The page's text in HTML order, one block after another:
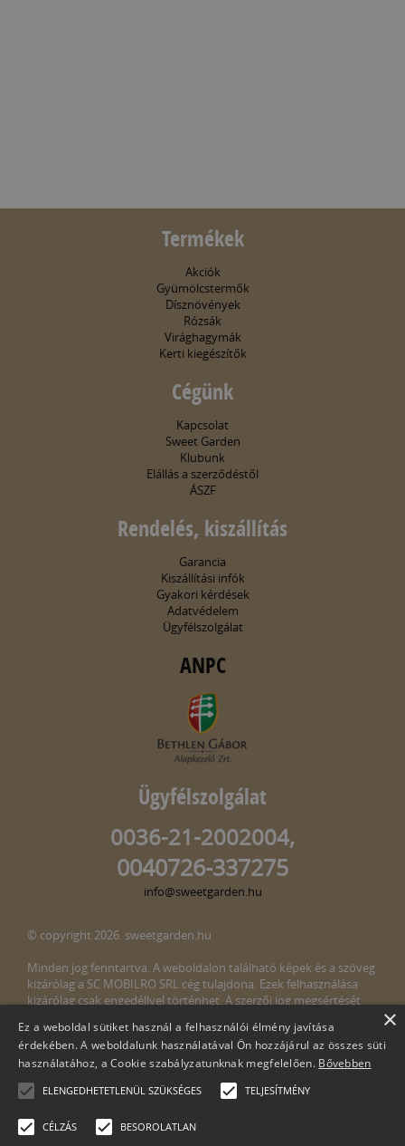
Termékek
Akciók
Gyümölcstermők
Dísznövények
Rózsák
Virághagymák
Kerti kiegészítők
Cégünk
Kapcsolat
Sweet Garden
Klubunk
Elállás a szerződéstől
ÁSZF
Rendelés, kiszállítás
Garancia
Kiszállítási infók
Gyakori kérdések
Adatvédelem
Ügyfélszolgálat
ANPC
Ügyfélszolgálat
0036-21-2002004,
0040726-337275
info@sweetgarden.hu
© copyright 2026. sweetgarden.hu
Minden jog fenntartva. A weboldalon található képek és a szöveg
kizárólag a SC MOBILRO SRL cég tulajdona. Ezek felhasználása
kizárólag csak engedéllyel történhet. A szerzői jog megsértését
megsértését észlelné, kérjük, jelezze ezt felénk a következő e-mail
címen:info@sweetgarden.hu
×
Ez a weboldal sütiket használ a felhasználói élmény javítása
érdekében. A weboldalunk használatával Ön hozzájárul az összes süti
használatához, a Cookie szabályzatunknak megfelelően. Bővebben
ELENGEDHETETLENÜL SZÜKSÉGES TELJESÍTMÉNY
CÉLZÁS BESOROLATLAN